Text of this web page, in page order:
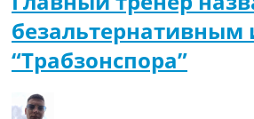
безальтернативным
“Трабзонспора”